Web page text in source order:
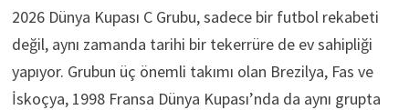
2026 Dünya Kupası C Grubu, sadece bir futbol rekabeti
değil, aynı zamanda tarihi bir tekerrüre de ev sahipliği
yapıyor. Grubun üç önemli takımı olan Brezilya, Fas ve
İskoçya, 1998 Fransa Dünya Kupası’nda da aynı grupta